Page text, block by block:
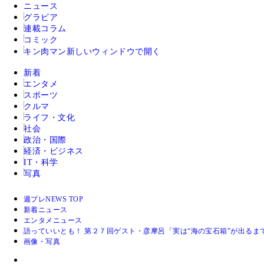
ニュース
グラビア
連載コラム
コミック
キン肉マン 新しいウィンドウで開く
新着
エンタメ
スポーツ
クルマ
ライフ・文化
社会
政治・国際
経済・ビジネス
IT・科学
写真
週プレNEWS TOP
新着ニュース
エンタメニュース
語っていいとも！ 第２７回ゲスト・彦摩呂「実は“海の宝石箱”が出るま
画像・写真